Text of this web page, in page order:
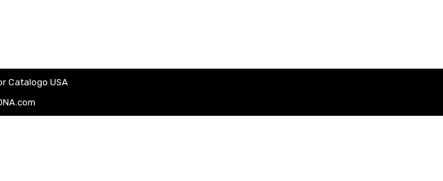
Catalogo USA